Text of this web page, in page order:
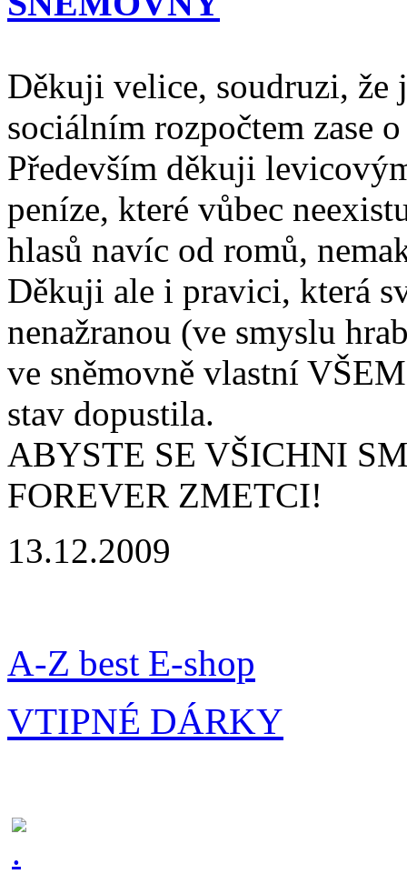
Děkuji velice, soudruzi, že
sociálním rozpočtem zase
Především děkuji
peníze, které vůbec
hlasů navíc od romů,
Děkuji ale i pravici, která
nenažranou (ve smyslu
ve sněmovně vlastní
stav dopustila.
ABYSTE SE VŠICHNI
FOREVER ZMETCI!
13.12.2009
A-Z best E-shop
VTIPNÉ DÁRKY